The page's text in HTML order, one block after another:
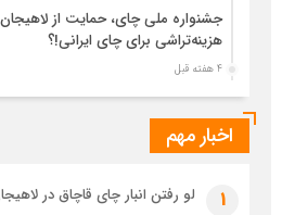
جشنواره ملی چای، حمایت از لاهیجان
هزینه‌تراشی برای چای ایرانی!؟
4 هفته قبل
پیکر مطهر رهبر شهید انقلاب در حرم
رضوی آرام گرفت
آخر در آستان امام رئوف
اخبار مهم
1 لو رفتن انبار چای قاچاق در